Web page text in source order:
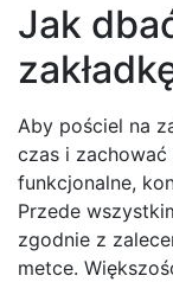
Jak
Aby pościel na
czas i zachować
funkcjonalne,
Przede
zgodnie z
metce.